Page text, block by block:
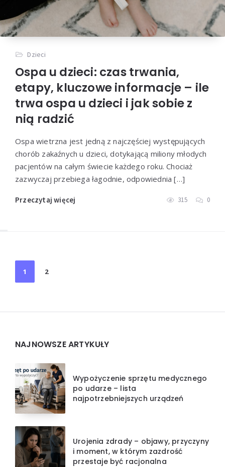
Dzieci
Ospa u dzieci: czas trwania,
etapy, kluczowe informacje – ile
trwa ospa u dzieci i jak sobie z
nią radzić
Ospa wietrzna jest jedną z najczęściej występujących
chorób zakaźnych u dzieci, dotykającą miliony młodych
pacjentów na całym świecie każdego roku. Chociaż
zazwyczaj przebiega łagodnie, odpowiednia […]
Przeczytaj więcej 315 0
Stronicowanie
wpisów
1 2
NAJNOWSZE ARTYKUŁY
Wypożyczenie sprzętu medycznego
po udarze – lista
najpotrzebniejszych urządzeń
Urojenia zdrady – objawy, przyczyny
i moment, w którym zazdrość
przestaje być racjonalna